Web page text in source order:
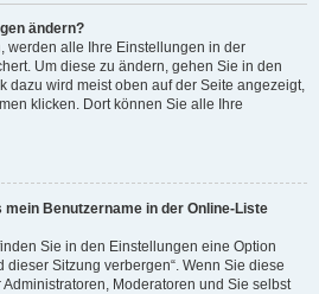
ändern?
werden alle Ihre Einstellungen in der
Um diese zu ändern, gehen Sie in den
dazu wird meist oben auf der Seite angezeigt,
klicken. Dort können Sie alle Ihre
Benutzername in der Online-Liste
Sie in den Einstellungen eine Option
dieser Sitzung verbergen“. Wenn Sie diese
Moderatoren und Sie selbst